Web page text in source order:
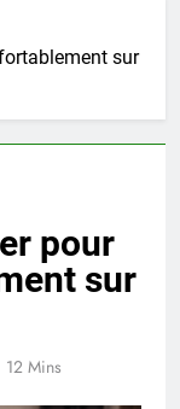
sur
pour
sur
12 Mins